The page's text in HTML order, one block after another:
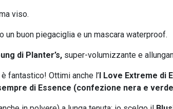
viso.
buon piegaciglia e un mascara waterproof.
di Planter’s, super-volumizzante e
fantastico! Ottimi anche l’ I Love Extreme
di Essence (confezione nera e